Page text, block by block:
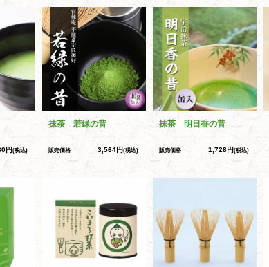
円(税込)
抹茶 若緑の昔
販売価格 3,564円(税込)
抹茶 明日香の昔
販売価格 1,728円(税込)